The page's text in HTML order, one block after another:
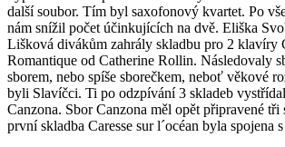
další soubor. Tím byl saxofonový kvartet. Po
nám snížil počet účinkujících na dvě. Eliška
Lišková divákům zahrály skladbu pro 2 klavíry
Romantique od Catherine Rollin. Následovaly
sborem, nebo spíše sborečkem, neboť věkové
byli Slavíčci. Ti po odzpívání 3 skladeb
Canzona. Sbor Canzona měl opět připravené tři
první skladba Caresse sur l´océan byla spojena